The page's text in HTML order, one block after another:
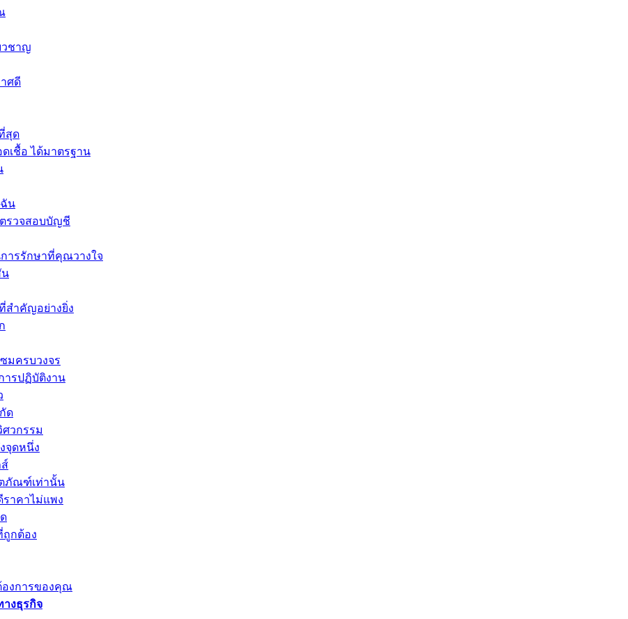
วชาญ
ศดี
สุด
เชื้อ ได้มาตรฐาน
ฉัน
ตรวจสอบบัญชี
ารรักษาที่คุณวางใจ
น
สำคัญอย่างยิ่ง
มครบวงจร
รปฏิบัติงาน
ด
วกรรม
จุดหนึ่ง
ส์
ตภัณฑ์เท่านั้น
าคาไม่แพง
กต้อง
องการของคุณ
างธุรกิจ